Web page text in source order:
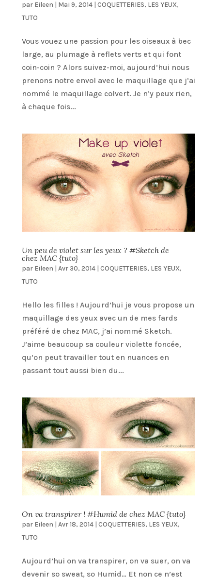
par Eileen | Mai 9, 2014| COQUETTERIES, LES YEUX,
TUTO
Vous vouez une passion pour les oiseaux à bec
large, au plumage à reflets verts et qui font
coin-coin ? Alors suivez-moi, aujourd’hui nous
prenons notre envol avec le maquillage que j’ai
nommé le maquillage colvert. Je n’y peux rien,
à chaque fois...
Un peu de violet sur les yeux ? #Sketch de
chez MAC {tuto}
par Eileen | Avr 30, 2014| COQUETTERIES, LES YEUX,
TUTO
Hello les filles ! Aujourd’hui je vous propose un
maquillage des yeux avec un de mes fards
préféré de chez MAC, j’ai nommé Sketch.
J’aime beaucoup sa couleur violette foncée,
qu’on peut travailler tout en nuances en
passant tout aussi bien du...
On va transpirer ! #Humid de chez MAC {tuto}
par Eileen | Avr 18, 2014| COQUETTERIES, LES YEUX,
TUTO
Aujourd’hui on va transpirer, on va suer, on va
devenir so sweat, so Humid… Et non ce n’est